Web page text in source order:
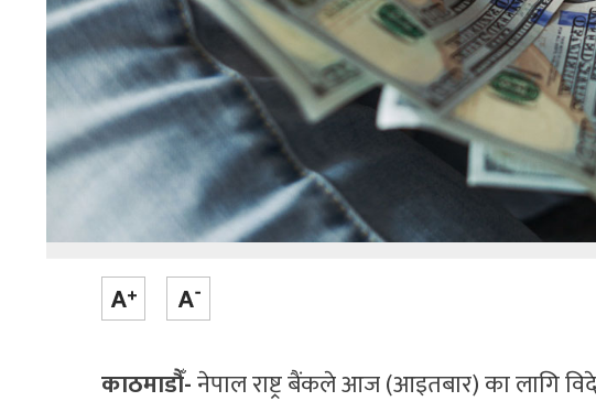
काठमाडौँ-नेपाल राष्ट्र बैंकले आज (आइतबार) का लागि